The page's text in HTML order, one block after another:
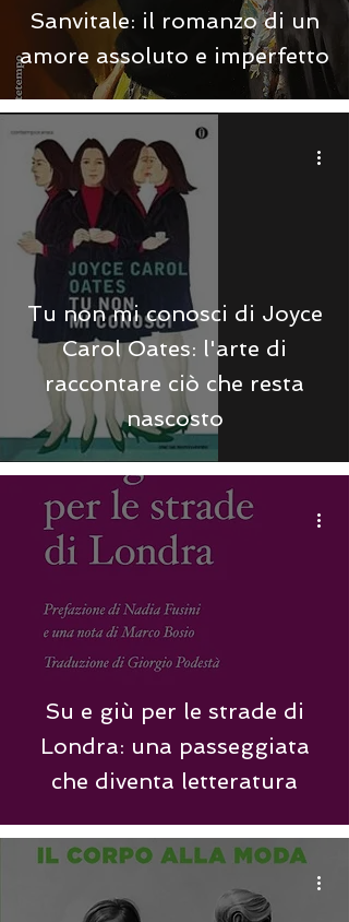
Sanvitale: il romanzo di un
amore assoluto e imperfetto
Tu non mi conosci di Joyce
Carol Oates: l'arte di
raccontare ciò che resta
nascosto
Su e giù per le strade di
Londra: una passeggiata
che diventa letteratura